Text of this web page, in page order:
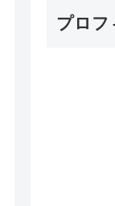
プロフ